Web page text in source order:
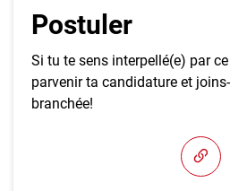
Postuler
Si tu te sens interpellé(e) par
parvenir ta candidature et
branchée!